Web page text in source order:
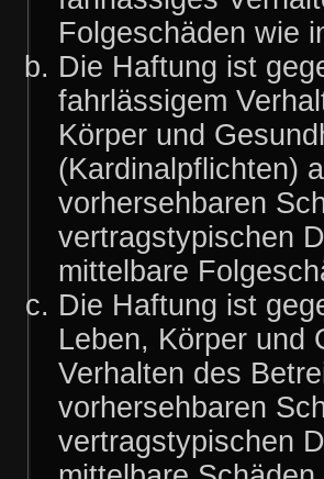
Folgeschäden wie
Die Haftung ist
fahrlässigem
Körper und
(Kardinalpflichten)
vorhersehbaren
vertragstypischen
mittelbare
Die Haftung ist
Leben, Körper und
Verhalten des
vorhersehbaren
vertragstypischen